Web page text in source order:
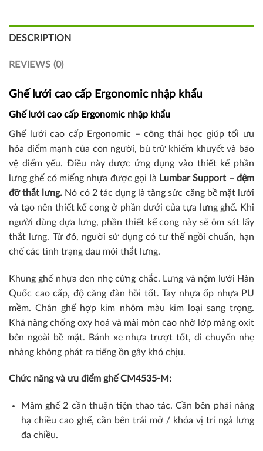
DESCRIPTION
REVIEWS (0)
Ghế lưới cao cấp Ergonomic nhập khẩu
Ghế lưới cao cấp Ergonomic nhập khẩu
Ghế lưới cao cấp Ergonomic – công thái học giúp tối ưu
hóa điểm mạnh của con người, bù trừ khiếm khuyết và bảo
vệ điểm yếu. Điều này được ứng dụng vào thiết kế phần
lưng ghế có miếng nhựa được gọi là Lumbar Support – đệm
đỡ thắt lưng. Nó có 2 tác dụng là tăng sức căng bề mặt lưới
và tạo nên thiết kế cong ở phần dưới của tựa lưng ghế. Khi
người dùng dựa lưng, phần thiết kế cong này sẽ ôm sát lấy
thắt lưng. Từ đó, người sử dụng có tư thế ngồi chuẩn, hạn
chế các tình trạng đau mỏi thắt lưng.
Khung ghế nhựa đen nhẹ cứng chắc. Lưng và nệm lưới Hàn
Quốc cao cấp, độ căng đàn hồi tốt. Tay nhựa ốp nhựa PU
mềm. Chân ghế hợp kim nhôm màu kim loại sang trọng.
Khả năng chống oxy hoá và mài mòn cao nhờ lớp màng oxit
bên ngoài bề mặt. Bánh xe nhựa trượt tốt, di chuyển nhẹ
nhàng không phát ra tiếng ồn gây khó chịu.
Chức năng và ưu điểm ghế CM4535-M:
Mâm ghế 2 cần thuận tiện thao tác. Cần bên phải nâng
hạ chiều cao ghế, cần bên trái mở / khóa vị trí ngả lưng
đa chiều.